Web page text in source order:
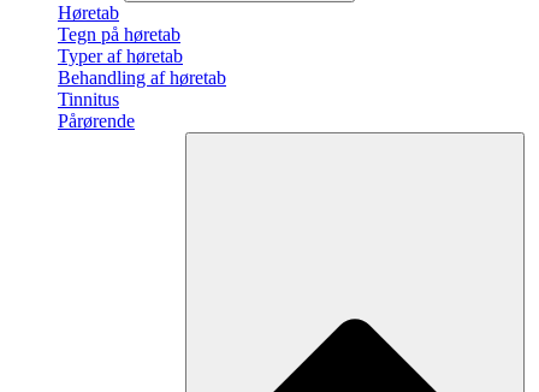
Høretab
Tegn på høretab
Typer af høretab
Behandling af høretab
Tinnitus
Pårørende